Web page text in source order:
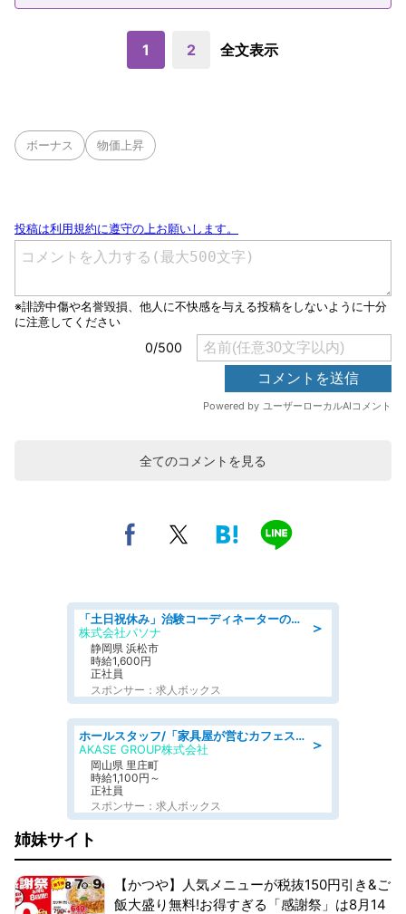
1 2 全文表示
ボーナス 物価上昇
全てのコメントを見る
＞
「土日祝休み」治験コーディネーターのお仕事/未経験OK
株式会社パソナ
静岡県 浜松市
時給1,600円
正社員
スポンサー：求人ボックス
＞
ホールスタッフ/「家具屋が営むカフェスタッフ!」週2日～OK!嬉しいまかない付き/岡山県/浅口郡里庄町
AKASE GROUP株式会社
岡山県 里庄町
時給1,100円～
正社員
スポンサー：求人ボックス
姉妹サイト
【かつや】人気メニューが税抜150円引き&ご
飯大盛り無料!お得すぎる「感謝祭」は8月14